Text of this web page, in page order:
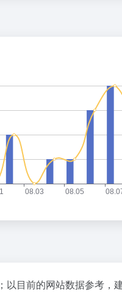
以目前的网站数据参考，